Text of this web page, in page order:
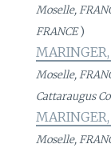
Moselle,
FRANCE)
Moselle,
Cattaraugus
Moselle,